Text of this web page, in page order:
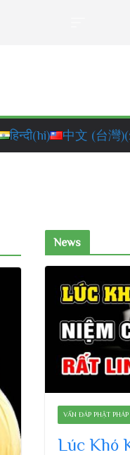
हिन्दी(hi) 中文 (台灣)
News
VẤN ĐÁP PHẬT PHÁP
Lúc Khó